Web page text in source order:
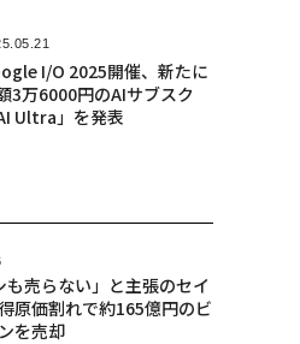
I/O 2025開催、新たに
3万6000円のAIサブスク
AI Ultra」を発表
も売らない」と主張のセイ
原価割れで約165億円のビ
を売却